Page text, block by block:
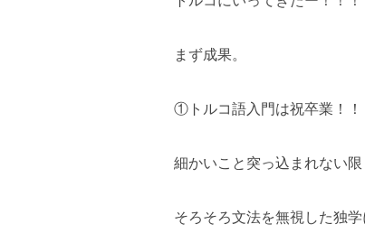
まず成果。
①トルコ語入門は祝卒業！！
細かいこと突っ込まれない
そろそろ文法を無視した独